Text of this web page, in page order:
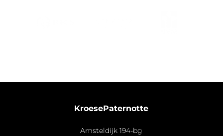
KroesePaternotte
Amsteldijk 194-bg